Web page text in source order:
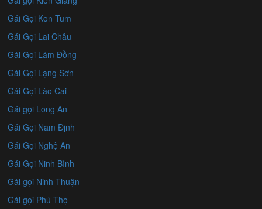
Gái Gọi Kon Tum
Gái Gọi Lai Châu
Gái Gọi Lâm Đồng
Gái Gọi Lạng Sơn
Gái Gọi Lào Cai
Gái gọi Long An
Gái Gọi Nam Định
Gái Gọi Nghệ An
Gái Gọi Ninh Bình
Gái gọi Ninh Thuận
Gái gọi Phú Thọ